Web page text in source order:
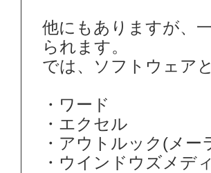
他にもありますが、
られます。
では、ソフトウェア
・ワード
・エクセル
・アウトルック(メー
・ウインドウズメデ